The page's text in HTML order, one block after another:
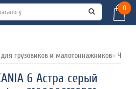
0
грузовиков и малотоннажников
6 Астра серый